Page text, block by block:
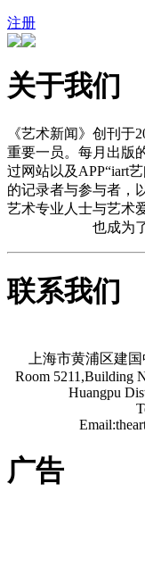
注册
关于我们
《艺术新闻》创刊于
重要一员。每月出版
过网站以及APP“iart
的记录者与参与者，
艺术专业人士与艺术
也成为
联系我们
上海市黄浦区建
Room 5211,Building
Huangpu
广告